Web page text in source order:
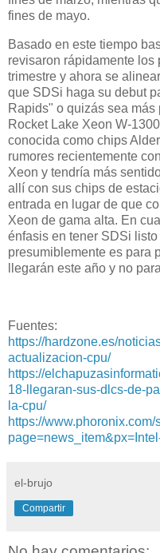
fines de mayo.
Basado en este tiempo
revisaron rápidamente los
trimestre y ahora se
que SDSi haga su debut
Rapids" o quizás sea más
Rocket Lake Xeon W-
conocida como chips
rumores recientemente
Xeon y tendría más
allí con sus chips de
entrada en lugar de que
Xeon de gama alta. En
énfasis en tener SDSi
presumiblemente es para
llegarán este año y no
Fuentes:
https://hardzone.es/
actualizacion-cpu/
https://
18-llegaran-sus-dlcs-de-
la-cpu/
https://www.phoronix.com/
el-brujo
Compartir